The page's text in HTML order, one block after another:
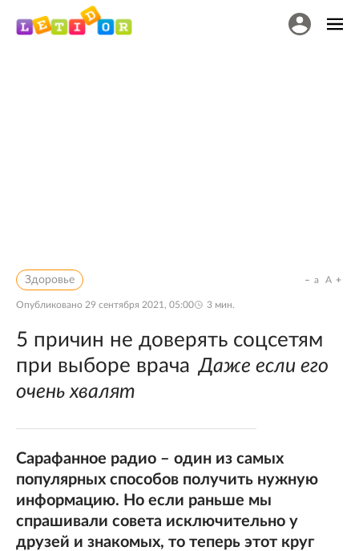
Здоровье
Опубликовано 29 сентября 2021, 05:00 3 мин.
a A
5 причин не доверять соцсетям
при выборе врача Даже если его
очень хвалят
Сарафанное радио – один из самых
популярных способов получить нужную
информацию. Но если раньше мы
спрашивали совета исключительно у
друзей и знакомых, то теперь этот круг